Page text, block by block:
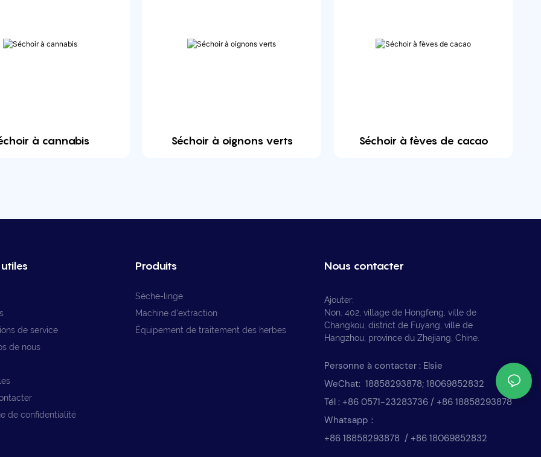
à cannabis Séchoir à oignons verts Séchoir à fèves de cacao
de service
de nous
de confidentialité
Produits
Sèche-linge
Machine d'extraction
Équipement de traitement des herbes
Nous contacter
Ajouter:
Non. 402, village de Hongfeng, ville de
Changkou, district de Fuyang, ville de
Hangzhou, province du Zhejiang, Chine.
Personne à contacter : Elsie
WeChat: 18858293878; 18069852832
Tél : +86 0571-23283736 / +86 18858293878
Whatsapp：
+86 18858293878 / +86 18069852832